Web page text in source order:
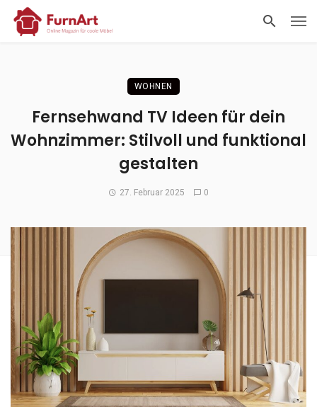
WOHNEN
Fernsehwand TV Ideen für dein
Wohnzimmer: Stilvoll und funktional
gestalten
27. Februar 2025 0